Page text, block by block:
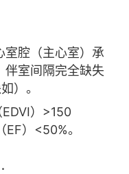
室腔（主心室）承
伴室间隔完全缺失
）。
）>150
）<50%。